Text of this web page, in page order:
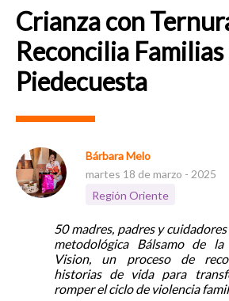
Crianza con
Reconcilia Familias
Piedecuesta
Bárbara Melo
martes 18 de marzo - 2025
Región Oriente
50 madres, padres y
metodológica Bálsamo de
Vision, un proceso de
historias de vida para
romper el ciclo de violencia